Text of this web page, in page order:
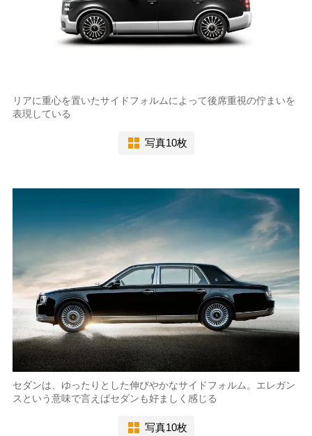
リアに重心を置いたサイドフォルムによって後席重視の佇まいを
表現している
写真10枚
セダンは、ゆったりとした伸びやかなサイドフォルム。エレガン
スという意味で言えばセダンも好ましく感じる
写真10枚